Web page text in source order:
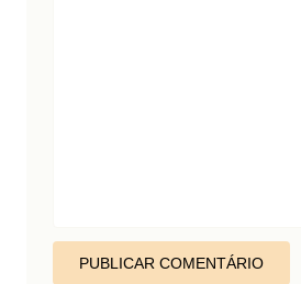
PUBLICAR COMENTÁRIO